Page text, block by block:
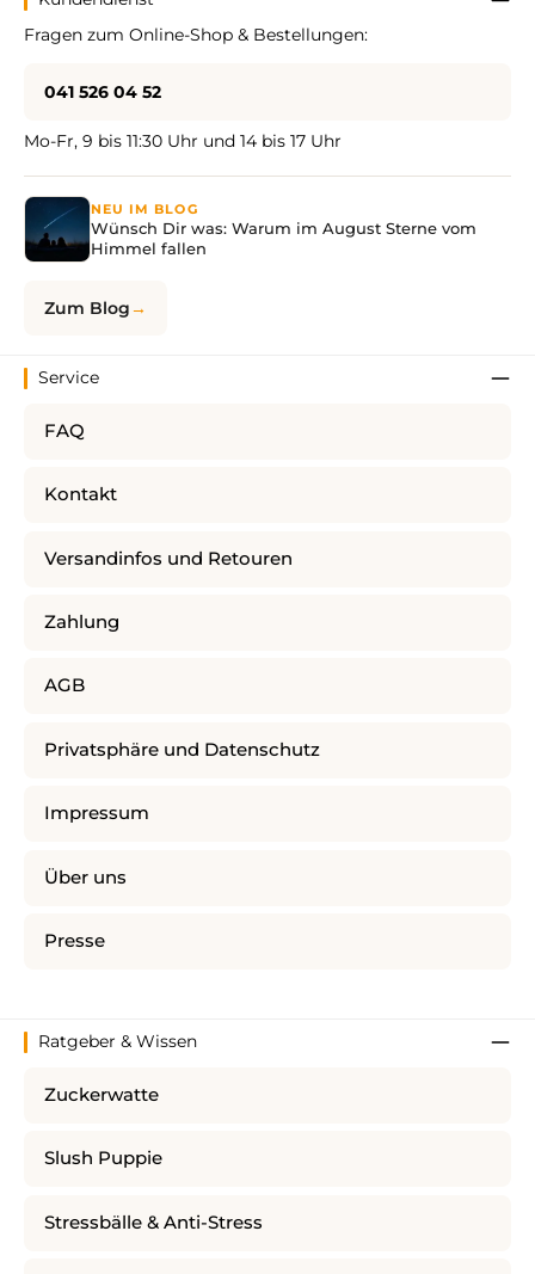
Fragen zum Online-Shop & Bestellungen:
041 526 04 52
Mo-Fr, 9 bis 11:30 Uhr und 14 bis 17 Uhr
NEU IM BLOG
Wünsch Dir was: Warum im August Sterne vom
Himmel fallen
Zum Blog
Service
FAQ
Kontakt
Versandinfos und Retouren
Zahlung
AGB
Privatsphäre und Datenschutz
Impressum
Über uns
Presse
Ratgeber & Wissen
Zuckerwatte
Slush Puppie
Stressbälle & Anti-Stress